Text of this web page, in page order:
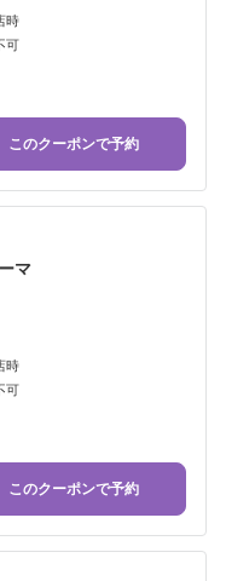
時
可
このクーポンで予約
マ
時
可
このクーポンで予約